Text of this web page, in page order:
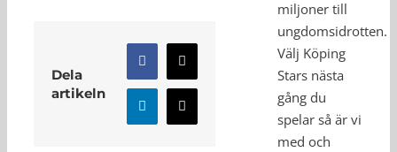
Dela
artikeln
Facebook
X
LinkedInE-
post
miljoner till
ungdomsidrotten.
Välj Köping
Stars nästa
gång du
spelar så är vi
med och